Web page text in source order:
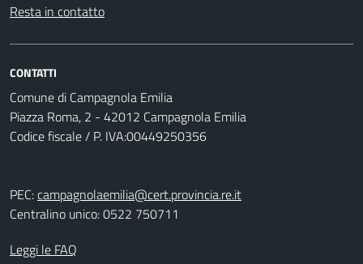
Resta in contatto
CONTATTI
Comune di Campagnola Emilia
Piazza Roma, 2 - 42012 Campagnola Emilia
Codice fiscale / P. IVA:00449250356
PEC:campagnolaemilia@cert.provincia.re.it
Centralino unico: 0522 750711
Leggi le FAQ